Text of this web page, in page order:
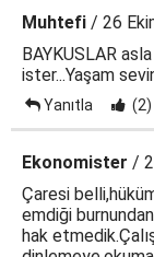
Muhtefi / 26
BAYKUSLAR
ister...Yaşam
Yanıtla (2)
Ekonomister /
Çaresi
emdiği
hak